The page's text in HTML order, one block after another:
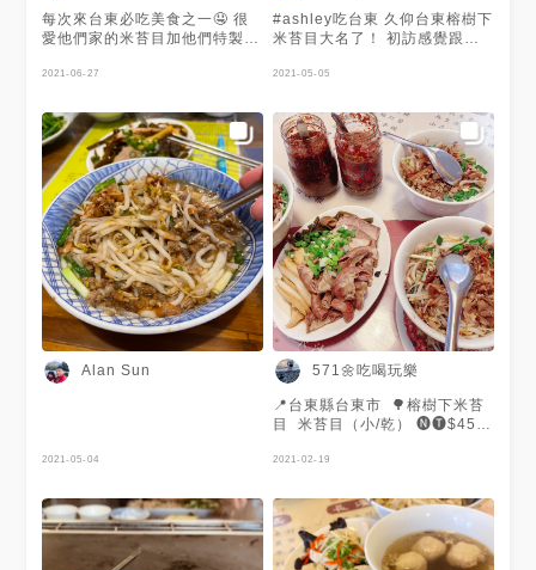
每次來台東必吃美食之一🤤 很
愛他們家的米苔目加他們特製的
2021-06-27
#ashley吃台東 久仰台東榕樹下
米苔目大名了！ 初訪感覺跟想
大棵榕樹旁的小小路邊攤 沒想
但餐期時間併桌難免 應該是二
代接手，有設計插圖，相當有品
牌感！ 米苔目我個人推薦乾的
加辣、加醋吃😋 小碗份量就超
大！ 再加點滷菜也好好吃～ 下
次來台東還要再來吃👍🏻 #榕樹下
米苔目 #台東 #台東美食 #台東
市 #台東市美食
2021-05-05
Alan Sun
2021-05-04
571🌼吃喝玩樂
📍台東縣台東市 🌳榕樹下米苔
目 米苔目（小/乾） 🅝🅣$45
人排隊點餐報桌號，其餘人找座
餐具自取 ------------------------
----------------------- 台東花蓮
之旅的第一站🚩 內用只需要一
人排隊點餐，其餘人先找座位
2021-02-19